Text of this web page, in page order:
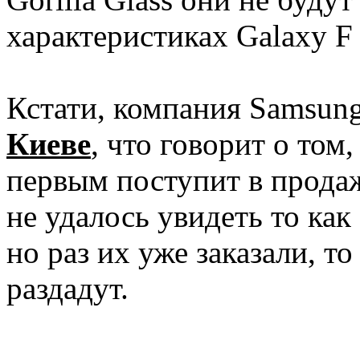
характеристиках Galaxy
Кстати, компания
Киеве, что говорит о
первым поступит в
не удалось увидеть то
но раз их уже заказали,
раздадут.